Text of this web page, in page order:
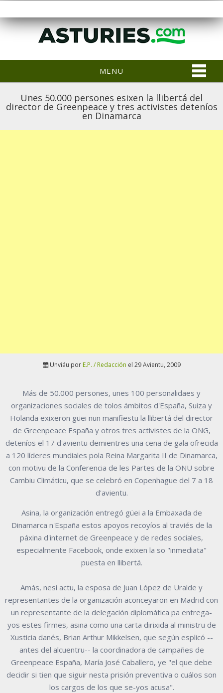
MENU
Unes 50.000 persones esixen la llibertá del
director de Greenpeace y tres activistes deteníos
en Dinamarca
Unviáu por E.P. / Redacción el 29 Avientu, 2009
Más de 50.000 persones, unes 100 personalidaes y
organizaciones sociales de tolos ámbitos d'España, Suiza y
Holanda exixeron güei nun manifiestu la llibertá del director
de Greenpeace España y otros tres activistes de la ONG,
deteníos el 17 d'avientu demientres una cena de gala ofrecida
a 120 líderes mundiales pola Reina Margarita II de Dinamarca,
con motivu de la Conferencia de les Partes de la ONU sobre
Cambiu Climáticu, que se celebró en Copenhague del 7 a 18
d'avientu.
Asina, la organización entregó güei a la Embaxada de
Dinamarca n'España estos apoyos recoyíos al traviés de la
páxina d'internet de Greenpeace y de redes sociales,
especialmente Facebook, onde exixen la so "inmediata"
puesta en llibertá.
Amás, nesi actu, la esposa de Juan López de Uralde y
representantes de la organización aconceyaron en Madrid con
un representante de la delegación diplomática pa entrega-
yos estes firmes, asina como una carta dirixida al ministru de
Xusticia danés, Brian Arthur Mikkelsen, que según esplicó --
antes del alcuentru-- la coordinadora de campañes de
Greenpeace España, María José Caballero, ye "el que debe
decidir si tien que siguir nesta prisión preventiva o cuálos son
los cargos de los que se-yos acusa".